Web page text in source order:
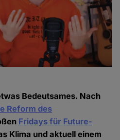
Bedeutsames. Nach
Reform des
Fridays für Future-
Klima und aktuell einem